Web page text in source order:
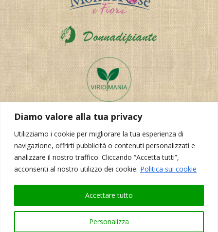
Diamo valore alla tua privacy
Utilizziamo i cookie per migliorare la tua esperienza di
navigazione, offrirti pubblicità o contenuti personalizzati e
analizzare il nostro traffico. Cliccando “Accetta tutti”,
acconsenti al nostro utilizzo dei cookie. Politica sui cookie
Personalizza
Accettare tutto
Realizzazione del sito:Korporal Webdesign